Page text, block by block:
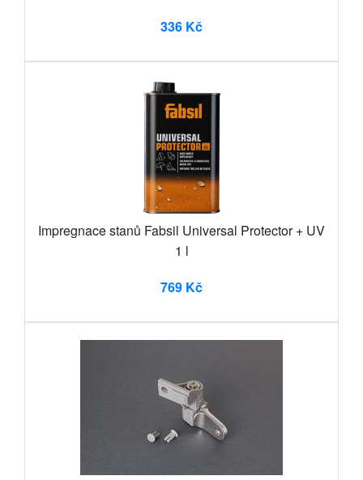
336 Kč
Impregnace stanů Fabsil Universal Protector + UV
1 l
769 Kč